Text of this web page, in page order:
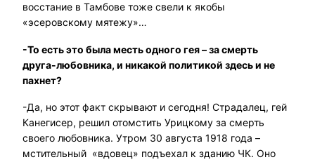
восстание в Тамбове тоже свели к якобы
«эсеровскому мятежу»…
-То есть это была месть одного гея – за смерть
друга-любовника, и никакой политикой здесь и не
пахнет?
-Да, но этот факт скрывают и сегодня! Страдалец, гей
Канегисер, решил отомстить Урицкому за смерть
своего любовника. Утром 30 августа 1918 года –
мстительный «вдовец» подъехал к зданию ЧК. Оно